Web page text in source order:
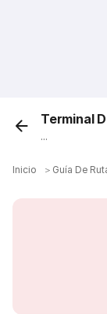
Terminal
...
Inicio ＞ Guía De